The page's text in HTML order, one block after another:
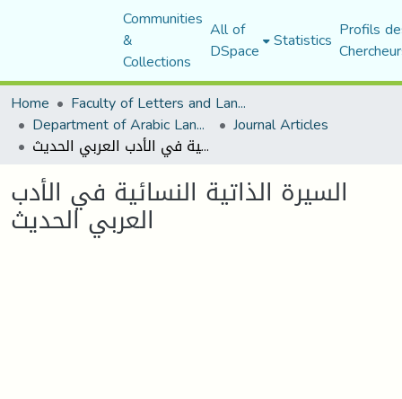
Communities
&
Collections
All of
DSpace Statistics Profils
Home
Faculty of Letters and Languages
Department of Arabic Language and Literature Journal Articles
السيرة الذاتية النسائية في الأدب العربي الحديث
السيرة الذاتية النسائية في الأدب
العربي الحديث